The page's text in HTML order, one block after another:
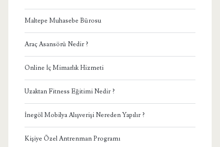
Maltepe Muhasebe Bürosu
Araç Asansörü Nedir ?
Online İç Mimarlık Hizmeti
Uzaktan Fitness Eğitimi Nedir ?
İnegöl Mobilya Alışverişi Nereden Yapılır ?
Kişiye Özel Antrenman Programı